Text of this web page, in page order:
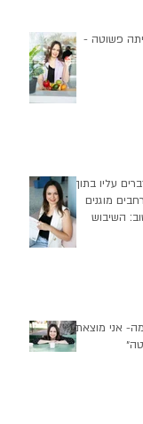
פשוטה -
עליו בתוך
מוגנים
השיבוש
אני מוצאת